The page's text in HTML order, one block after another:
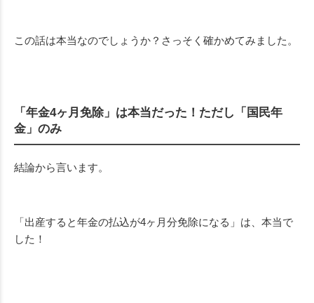
この話は本当なのでしょうか？さっそく確かめてみました。
「年金4ヶ月免除」は本当だった！ただし「国民年
金」のみ
結論から言います。
「出産すると年金の払込が4ヶ月分免除になる」は、本当で
した！